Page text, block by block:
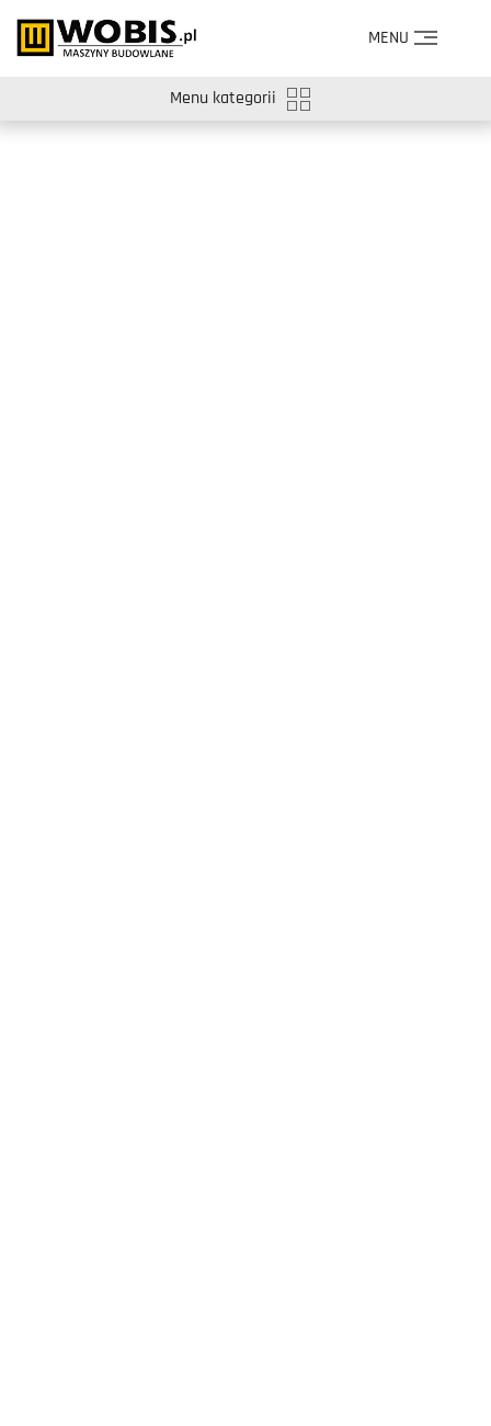
MENU
Menu kategorii